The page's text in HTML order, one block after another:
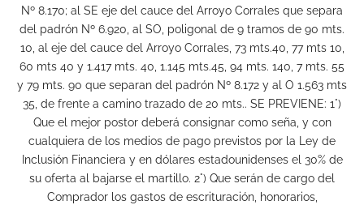
Nº 8.170; al SE eje del cauce del Arroyo Corrales que separa
del padrón Nº 6.920, al SO, poligonal de 9 tramos de 90 mts.
10, al eje del cauce del Arroyo Corrales, 73 mts.40, 77 mts 10,
60 mts 40 y 1.417 mts. 40, 1.145 mts.45, 94 mts. 140, 7 mts. 55
y 79 mts. 90 que separan del padrón Nº 8.172 y al O 1.563 mts
35, de frente a camino trazado de 20 mts.. SE PREVIENE: 1°)
Que el mejor postor deberá consignar como seña, y con
cualquiera de los medios de pago previstos por la Ley de
Inclusión Financiera y en dólares estadounidenses el 30% de
su oferta al bajarse el martillo. 2°) Que serán de cargo del
Comprador los gastos de escrituración, honorarios,